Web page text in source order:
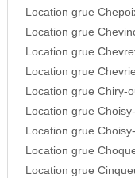
Location grue
Location grue
Location grue
Location grue
Location grue Chiry-
Location grue
Location grue
Location grue
Location grue